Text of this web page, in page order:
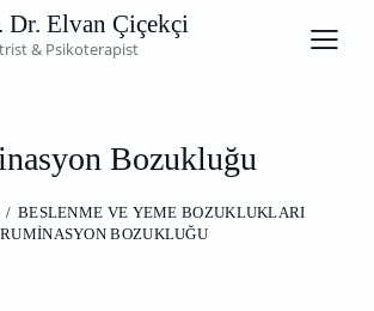
Dr. Elvan Çiçekçi
& Psikoterapist
Bozukluğu
BESLENME VE YEME BOZUKLUKLARI
RUMINASYON BOZUKLUĞU